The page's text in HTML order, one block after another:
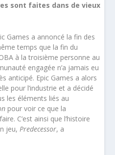
sont faites dans de vieux
Games a annoncé la fin des
temps que la fin du
à la troisième personne au
engagée n’a jamais eu
anticipé. Epic Games a alors
pour l’industrie et a décidé
les éléments liés au
pour voir ce que la
C’est ainsi que l’histoire
jeu, Predecessor, a